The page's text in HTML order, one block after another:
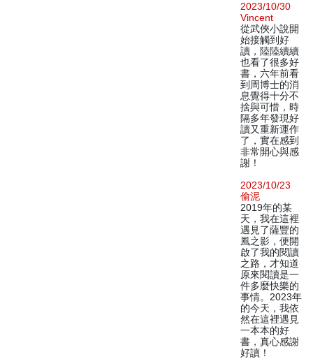
2023/10/30
Vincent
從武俠小說開
始接觸到好
讀，陸陸續續
也看了很多好
書，六年前看
到周博士的消
息覺得十分不
捨與可惜，時
隔多年發現好
讀又重新運作
了，實在感到
非常開心與感
謝！
2023/10/23
偷泥
2019年的某
天，我在這裡
遇見了薩豐的
風之影，便開
啟了我的閱讀
之路，才知道
原來閱讀是一
件多麼快樂的
事情。2023年
的今天，我依
然在這裡遇見
一本本的好
書，真心感謝
好讀！